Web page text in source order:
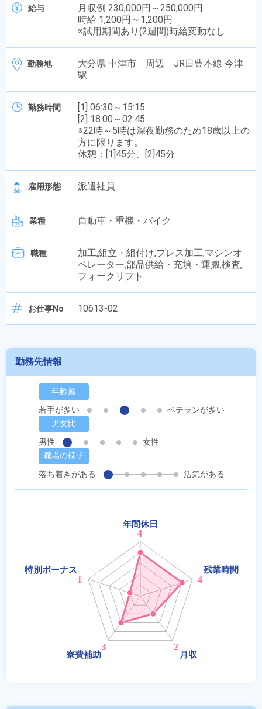
給与
月収例 230,000円～250,000円
時給 1,200円～1,200円
※試用期間あり(2週間)時給変動なし
勤務地
大分県 中津市 周辺 JR日豊本線 今津
駅
勤務時間
[1] 06:30～15:15
[2] 18:00～02:45
※22時～5時は深夜勤務のため18歳以上の
方に限ります。
休憩：[1]45分、[2]45分
雇用形態 派遣社員
業種 自動車・重機・バイク
職種
加工,組立・組付け,プレス加工,マシンオ
ペレーター,部品供給・充填・運搬,検査,
フォークリフト
お仕事No 10613-02
勤務先情報
年齢層
若手が多い
ベテランが多い
男女比
男性
女性
職場の様子
落ち着きがある
活気がある